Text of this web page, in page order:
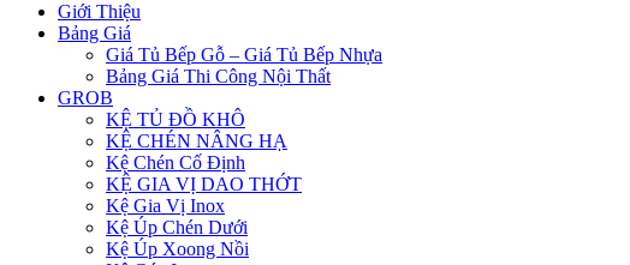
Giới Thiệu
Bảng Giá
Giá Tủ Bếp Gỗ – Giá Tủ Bếp Nhựa
Bảng Giá Thi Công Nội Thất
GROB
KỆ TỦ ĐỒ KHÔ
KỆ CHÉN NÂNG HẠ
Kệ Chén Cố Định
KỆ GIA VỊ DAO THỚT
Kệ Gia Vị Inox
Kệ Úp Chén Dưới
Kệ Úp Xoong Nồi